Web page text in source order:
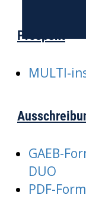
Prospekt
MULTI-
GAEB-
DUO
PDF-